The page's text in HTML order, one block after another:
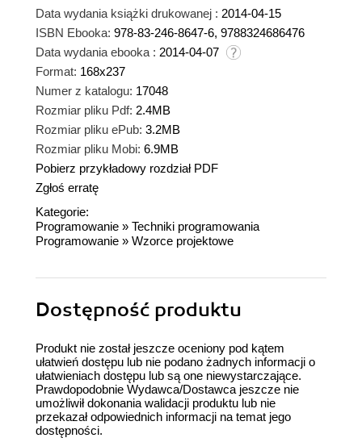
Data wydania książki drukowanej : 2014-04-15
ISBN Ebooka: 978-83-246-8647-6, 9788324686476
Data wydania ebooka : 2014-04-07
Format: 168x237
Numer z katalogu: 17048
Rozmiar pliku Pdf: 2.4MB
Rozmiar pliku ePub: 3.2MB
Rozmiar pliku Mobi: 6.9MB
Pobierz przykładowy rozdział PDF
Zgłoś erratę
Kategorie:
Programowanie » Techniki programowania
Programowanie » Wzorce projektowe
Dostępność produktu
Produkt nie został jeszcze oceniony pod kątem
ułatwień dostępu lub nie podano żadnych informacji o
ułatwieniach dostępu lub są one niewystarczające.
Prawdopodobnie Wydawca/Dostawca jeszcze nie
umożliwił dokonania walidacji produktu lub nie
przekazał odpowiednich informacji na temat jego
dostępności.